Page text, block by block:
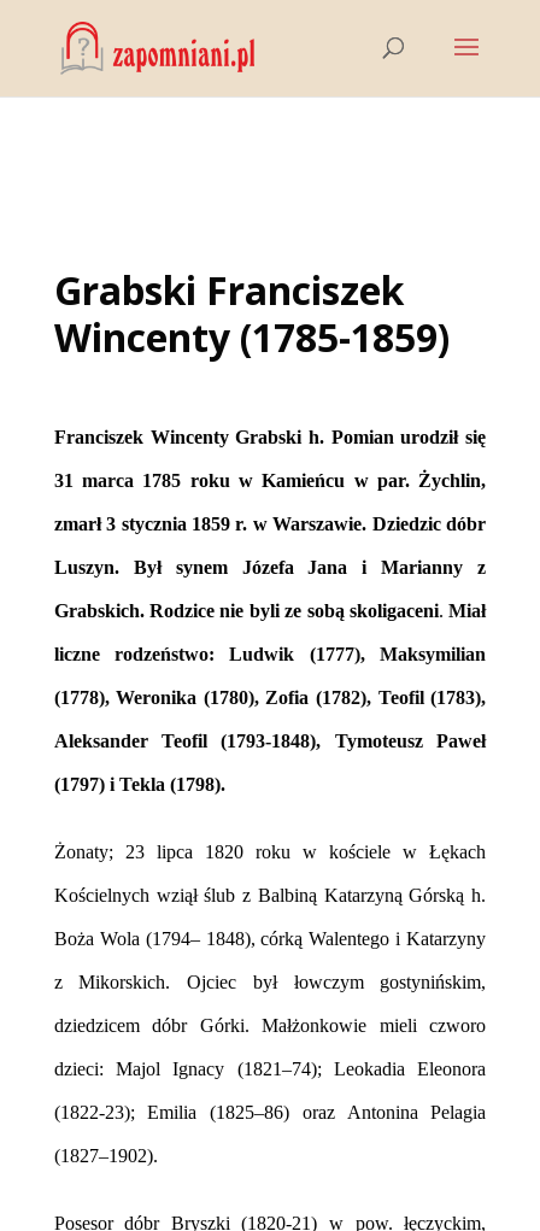
Grabski Franciszek
Wincenty (1785-1859)
Franciszek Wincenty Grabski h. Pomian urodził się
31 marca 1785 roku w Kamieńcu w par. Żychlin,
zmarł 3 stycznia 1859 r. w Warszawie. Dziedzic dóbr
Luszyn. Był synem Józefa Jana i Marianny z
Grabskich. Rodzice nie byli ze sobą skoligaceni.Miał
liczne rodzeństwo: Ludwik (1777), Maksymilian
(1778), Weronika (1780), Zofia (1782), Teofil (1783),
Aleksander Teofil (1793-1848), Tymoteusz Paweł
(1797) i Tekla (1798).
Żonaty; 23 lipca 1820 roku w kościele w Łękach
Kościelnych wziął ślub z Balbiną Katarzyną Górską h.
Boża Wola (1794– 1848), córką Walentego i Katarzyny
z Mikorskich. Ojciec był łowczym gostynińskim,
dziedzicem dóbr Górki. Małżonkowie mieli czworo
dzieci: Majol Ignacy (1821–74); Leokadia Eleonora
(1822-23); Emilia (1825–86) oraz Antonina Pelagia
(1827–1902).
Posesor dóbr Bryszki (1820-21) w pow. łęczyckim,